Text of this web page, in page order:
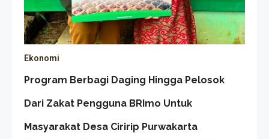
Ekonomi
Program Berbagi Daging Hingga Pelosok
Dari Zakat Pengguna BRImo Untuk
Masyarakat Desa Ciririp Purwakarta